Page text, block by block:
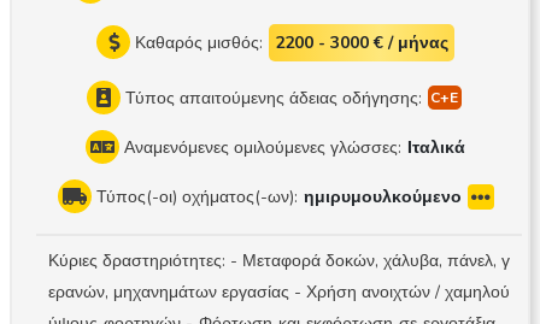
Καθαρός μισθός: 2200 - 3000 € / μήνας
Τύπος απαιτούμενης άδειας οδήγησης:
Αναμενόμενες ομιλούμενες γλώσσες: Ιταλικά
Τύπος(-οι) οχήματος(-ων): ημιρυμουλκούμενο
Κύριες δραστηριότητες: - Μεταφορά δοκών, χάλυβα, πάνελ, γ
ερανών, μηχανημάτων εργασίας - Χρήση ανοιχτών / χαμηλού